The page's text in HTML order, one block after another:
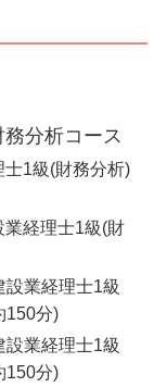
分析コース
士1級(財務分析)
業経理士1級(財
設業経理士1級
150分)
設業経理士1級
150分)